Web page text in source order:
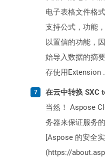
电子表格文件格
支持公式，功能
以置信的功能，
始导入数据的摘
存使用Extension
在云中转换 SXC
当然！ Aspose
务器来保证服务
[Aspose 的安全
(https://